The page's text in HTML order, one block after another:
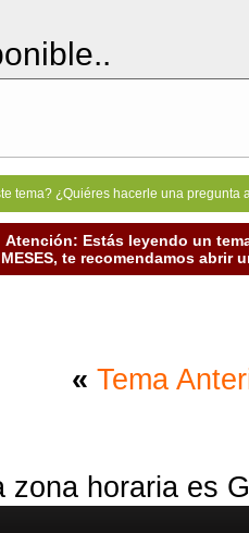
tema? ¿Quiéres hacerle una
Atención: Estás leyendo un
MESES, te recomendamos abrir
« Tema
zona horaria es